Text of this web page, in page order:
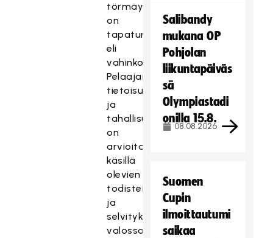
törmäys
on
tapaturmainen
eli
vahinko.
Pelaajan
tietoisuutta
ja
tahallisuutta
on
arvioitava
käsillä
olevien
todisteiden
ja
selvityksen
valossa
Salibandy
mukana OP
Pohjolan
liikuntapäiväs
sä
Olympiastadi
onilla 15.8.
08.08.2026
Suomen
Cupin
ilmoittautumi
saikaa